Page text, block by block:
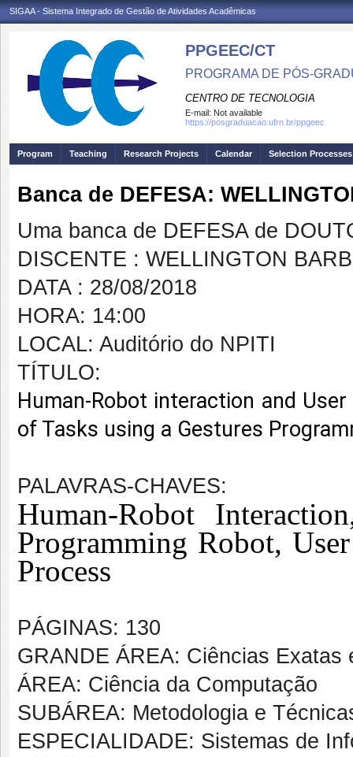
SIGAA - Sistema Integrado de Gestão de Atividades Acadêmicas
PPGEEC/CT
PROGRAMA DE PÓS-
CENTRO DE TECNOLOGIA
E-mail: Not available
https://posgraduacao.ufrn.br/ppgeec
Program Teaching Research Projects Calendar Selection Processes
Banca de DEFESA:
Uma banca de DEFESA de
DISCENTE : WELLINGTON
DATA : 28/08/2018
HORA: 14:00
LOCAL: Auditório do NPITI
TÍTULO:
Human-Robot interaction and
of Tasks using a Gestures
PALAVRAS-CHAVES:
Human-Robot
Programming Robot,
Process
PÁGINAS: 130
GRANDE ÁREA: Ciências Exatas
ÁREA: Ciência da Computação
SUBÁREA: Metodologia e
ESPECIALIDADE: Sistemas de